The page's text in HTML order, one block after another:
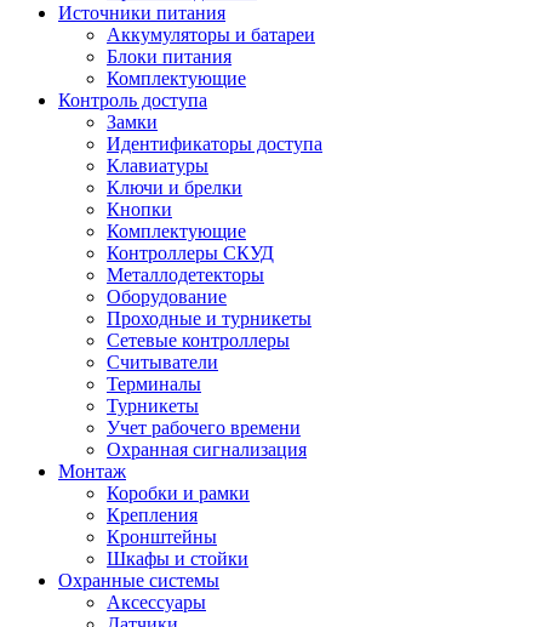
Источники питания
Аккумуляторы и батареи
Блоки питания
Комплектующие
Контроль доступа
Замки
Идентификаторы доступа
Клавиатуры
Ключи и брелки
Кнопки
Комплектующие
Контроллеры СКУД
Металлодетекторы
Оборудование
Проходные и турникеты
Сетевые контроллеры
Считыватели
Терминалы
Турникеты
Учет рабочего времени
Охранная сигнализация
Монтаж
Коробки и рамки
Крепления
Кронштейны
Шкафы и стойки
Охранные системы
Аксессуары